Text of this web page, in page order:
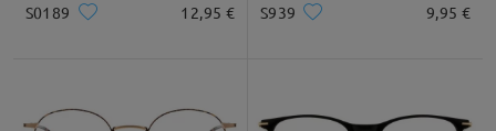
S0189 12,95 € S939 9,95 €